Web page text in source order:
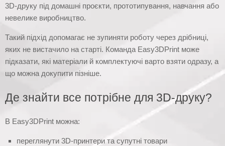
3D-друку під домашні проєкти, прототипування, навчання або
невелике виробництво.
Такий підхід допомагає не зупиняти роботу через дрібниці,
яких не вистачило на старті. Команда Easy3DPrint може
підказати, які матеріали й комплектуючі варто взяти одразу, а
що можна докупити пізніше.
Де знайти все потрібне для 3D-друку?
В Easy3DPrint можна:
переглянути 3D-принтери та супутні товари